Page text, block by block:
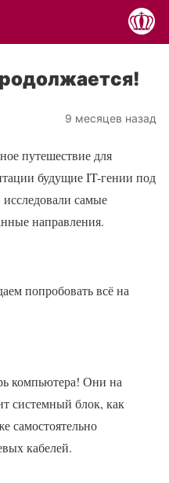
9 месяцев назад
путешествие для
будущие IT-гении под
самые
направления.
попробовать всё на
компьютера! Они на
системный блок, как
самостоятельно
кабелей.